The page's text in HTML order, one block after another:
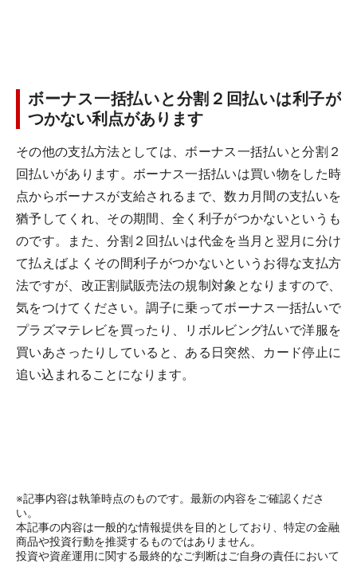
ボーナス一括払いと分割２回払いは利子が
つかない利点があります
その他の支払方法としては、ボーナス一括払いと分割２
回払いがあります。ボーナス一括払いは買い物をした時
点からボーナスが支給されるまで、数カ月間の支払いを
猶予してくれ、その期間、全く利子がつかないというも
のです。また、分割２回払いは代金を当月と翌月に分け
て払えばよくその間利子がつかないというお得な支払方
法ですが、改正割賦販売法の規制対象となりますので、
気をつけてください。調子に乗ってボーナス一括払いで
プラズマテレビを買ったり、リボルビング払いで洋服を
買いあさったりしていると、ある日突然、カード停止に
追い込まれることになります。
※記事内容は執筆時点のものです。最新の内容をご確認くださ
い。
本記事の内容は一般的な情報提供を目的としており、特定の金融
商品や投資行動を推奨するものではありません。
投資や資産運用に関する最終的なご判断はご自身の責任において